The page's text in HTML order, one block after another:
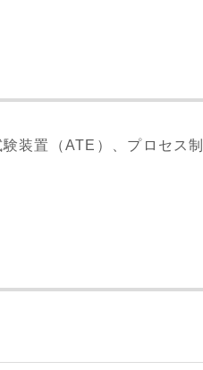
装置（ATE）、プロセス制